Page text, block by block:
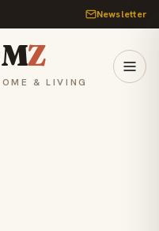
Newsletter
Z
& LIVING